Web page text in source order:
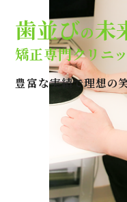
歯並びの未
矯正専門クリニ
豊富な実績で理想の